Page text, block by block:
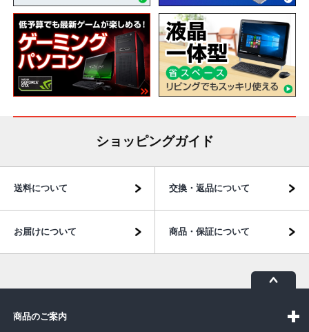
ショッピングガイド
送料について 交換・返品について
お届けについて 商品・保証について
商品のご案内